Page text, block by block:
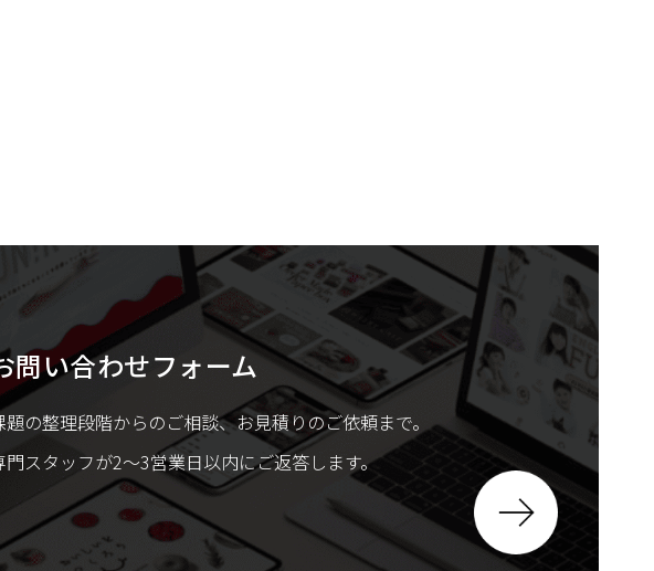
問い合わせフォーム
題の整理段階からのご相談、お見積りのご依頼まで。
門スタッフが2〜3営業日以内にご返答します。